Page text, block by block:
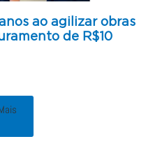
ao agilizar obras
de R$10